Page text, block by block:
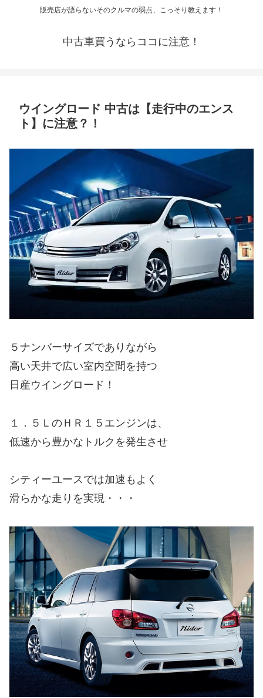
販売店が語らないそのクルマの弱点、こっそり教えます！
中古車買うならココに注意！
ウイングロード 中古は【走行中のエンス
ト】に注意？！
５ナンバーサイズでありながら
高い天井で広い室内空間を持つ
日産ウイングロード！
１．５ＬのＨＲ１５エンジンは、
低速から豊かなトルクを発生させ
シティーユースでは加速もよく
滑らかな走りを実現・・・